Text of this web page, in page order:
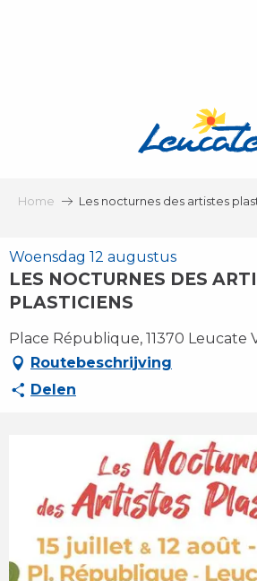
Home Les nocturnes des artistes
Woensdag 12 augustus
LES NOCTURNES DES
PLASTICIENS
Place République, 11370 Leucate
Routebeschrijving
Delen